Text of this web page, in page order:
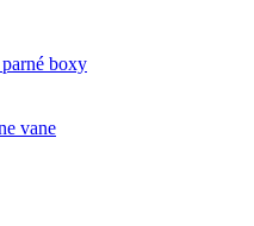
boxy
vane